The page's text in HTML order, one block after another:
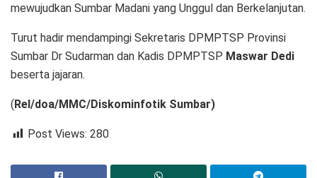
mewujudkan Sumbar Madani yang Unggul dan Berkelanjutan.
Turut hadir mendampingi Sekretaris DPMPTSP Provinsi
Sumbar Dr Sudarman dan Kadis DPMPTSP Maswar Dedi
beserta jajaran.
( Rel/doa/MMC/Diskominfotik Sumbar)
Post Views: 280